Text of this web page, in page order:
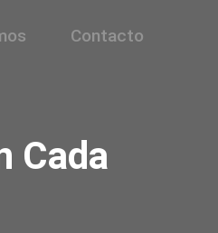
Contacto
Cada